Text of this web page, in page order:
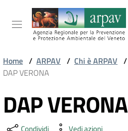
Salta al contenuto
Salta alla navigazione
Salta al footer
Home / ARPAV / Chi è ARPAV /
DAP VERONA
DAP VERONA